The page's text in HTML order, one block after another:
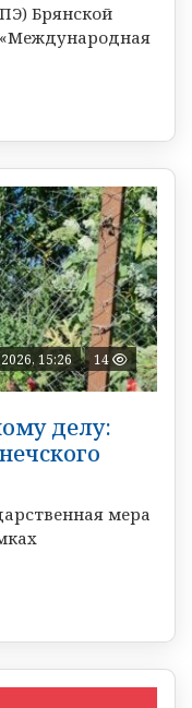
Брянской
15:26 14
делу:
мера